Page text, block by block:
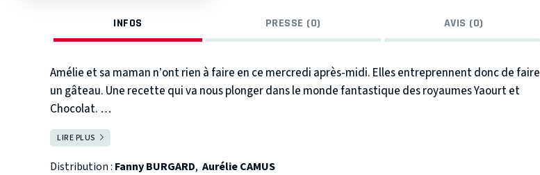
INFOS PRESSE (0) AVIS (0)
Amélie et sa maman n’ont rien à faire en ce mercredi après-midi. Elles entreprennent donc de faire
un gâteau. Une recette qui va nous plonger dans le monde fantastique des royaumes Yaourt et
Chocolat.
Un beau matin, le royaume Yaourt se réveille doucement et découvre un drame : son soleil a
disparu. Il va donc falloir aller jusqu’au royaume Chocolat, son ennemi, pour savoir ce qu’il est
advenu de l’astre lumineux.
BONUS !Après le spectacle, vous prolongerez l’expérience en
LIRE PLUS
Distribution : Fanny BURGARD, Aurélie CAMUS